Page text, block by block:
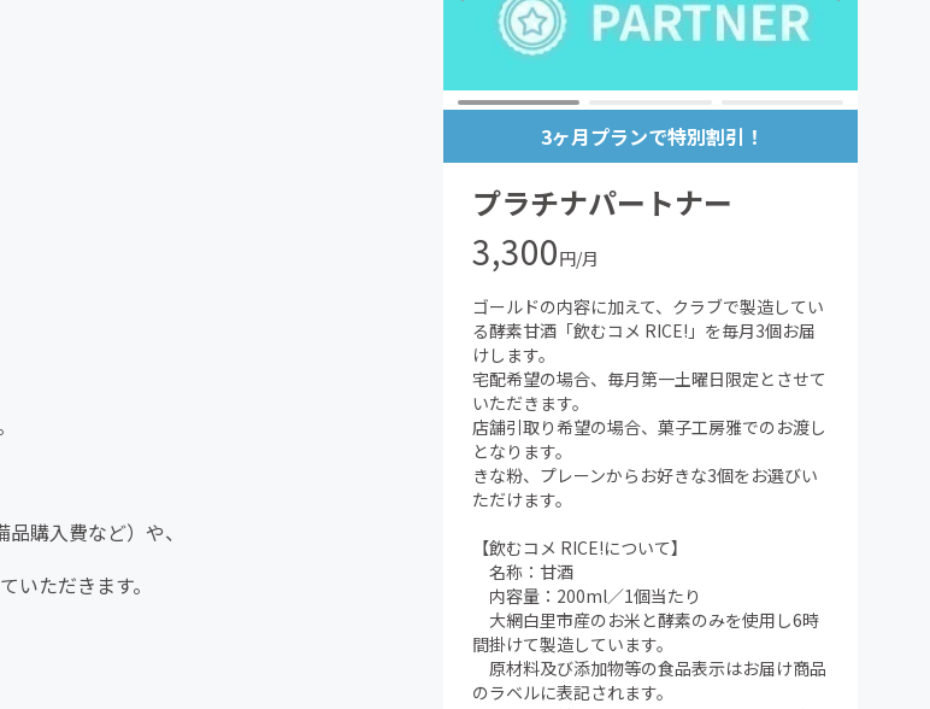
購入費など）や、
ただきます。
3ヶ月プランで特別割引！
プラチナパートナー
3,300円/月
ゴールドの内容に加えて、クラブで製造してい
る酵素甘酒「飲むコメ RICE!」を毎月3個お届
けします。
宅配希望の場合、毎月第一土曜日限定とさせて
いただきます。
店舗引取り希望の場合、菓子工房雅でのお渡し
となります。
きな粉、プレーンからお好きな3個をお選びい
ただけます。
【飲むコメ RICE!について】
名称：甘酒
内容量：200ml／1個当たり
大網白里市産のお米と酵素のみを使用し6時
間掛けて製造しています。
原材料及び添加物等の食品表示はお届け商品
のラベルに表記されます。